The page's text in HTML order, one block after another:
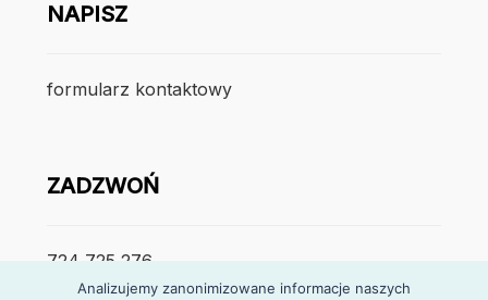
NAPISZ
formularz kontaktowy
ZADZWOŃ
724 725 276
Analizujemy zanonimizowane informacje naszych